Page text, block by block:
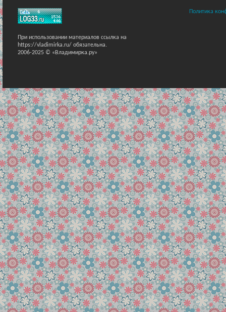
При использовании материалов ссылка на
https://vladimirka.ru/ обязательна.
2006-2025 © «Владимирка.ру»
Политика